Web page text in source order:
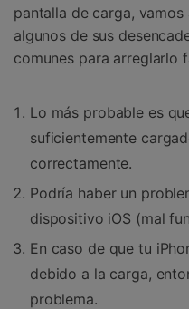
pantalla de carga,
algunos de sus
comunes para arreglarlo
Lo más probable es
suficientemente
correctamente.
Podría haber un
dispositivo iOS (mal
En caso de que tu
debido a la carga,
problema.